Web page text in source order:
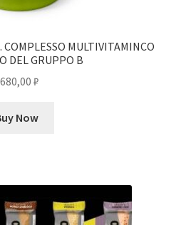
MULTIVITAMINCO
DEL GRUPPO B
₽
Now